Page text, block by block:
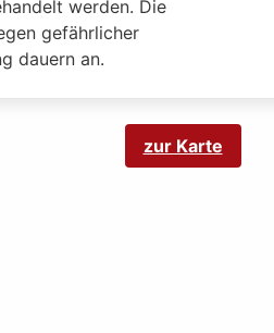
werden. Die
gefährlicher
dauern an.
zur Karte